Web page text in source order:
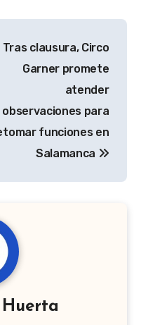
Tras clausura, Circo
Garner promete
atender
observaciones para
funciones en
Salamanca